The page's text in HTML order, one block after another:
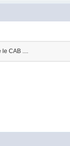
le CAB ....